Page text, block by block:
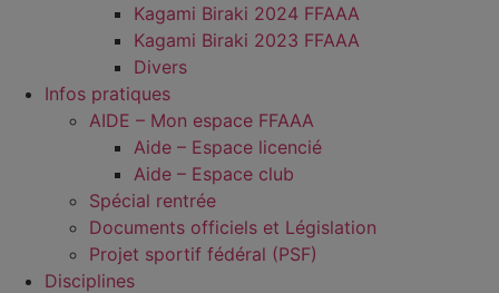
Kagami Biraki 2024 FFAAA
Kagami Biraki 2023 FFAAA
Divers
Infos pratiques
AIDE – Mon espace FFAAA
Aide – Espace licencié
Aide – Espace club
Spécial rentrée
Documents officiels et Législation
Projet sportif fédéral (PSF)
Disciplines